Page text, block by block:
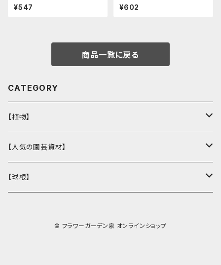
シリーズ 【ティンカ】are [サイ
ズ: 6球入り]
¥547
リ】ya [サイズ: 1球入り]
¥602
商品一覧に戻る
CATEGORY
【植物】
花壇苗
サトウ園芸オリジナル
季節の植物
【人気の園芸資材】
ここでしか買えない！オリジナル商品
【球根】
© フラワーガーデン泉 オンラインショップ